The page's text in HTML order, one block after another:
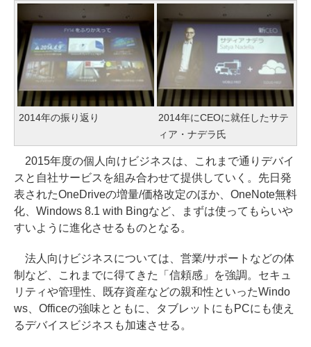
2014年の振り返り
2014年にCEOに就任したサテ
ィア・ナデラ氏
2015年度の個人向けビジネスは、これまで通りデバイ
スと自社サービスを組み合わせて提供していく。先日発
表されたOneDriveの増量/価格改定のほか、OneNote無料
化、Windows 8.1 with Bingなど、まずは使ってもらいや
すいように進化させるものとなる。
法人向けビジネスについては、営業/サポートなどの体
制など、これまでに得てきた「信頼感」を強調。セキュ
リティや管理性、既存資産などの親和性といったWindo
ws、Officeの強味とともに、タブレットにもPCにも使え
るデバイスビジネスも加速させる。